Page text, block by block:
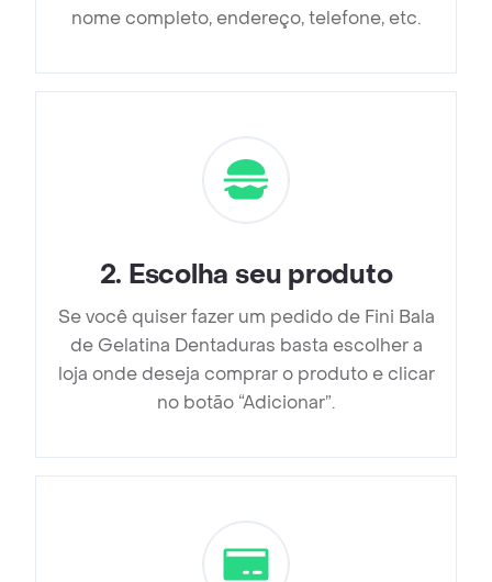
nome completo, endereço, telefone, etc.
2. Escolha seu produto
Se você quiser fazer um pedido de Fini Bala
de Gelatina Dentaduras basta escolher a
loja onde deseja comprar o produto e clicar
no botão “Adicionar”.